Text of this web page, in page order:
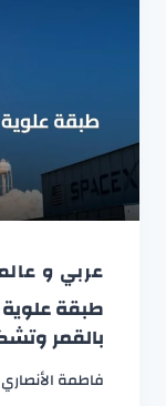
عربي و
طبقة
بالقمر
فاطمة الأنصاري